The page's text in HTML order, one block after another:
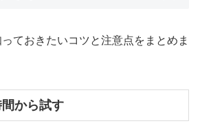
ておきたいコツと注意点をまとめま
から試す